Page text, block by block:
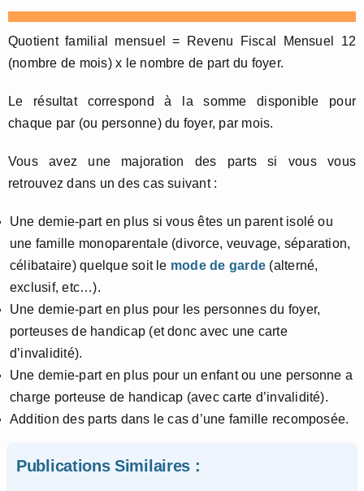
Quotient familial mensuel = Revenu Fiscal Mensuel 12
(nombre de mois) x le nombre de part du foyer.
Le résultat correspond à la somme disponible pour
chaque par (ou personne) du foyer, par mois.
Vous avez une majoration des parts si vous vous
retrouvez dans un des cas suivant :
Une demie-part en plus si vous êtes un parent isolé ou
une famille monoparentale (divorce, veuvage, séparation,
célibataire) quelque soit le mode de garde (alterné,
exclusif, etc…).
Une demie-part en plus pour les personnes du foyer,
porteuses de handicap (et donc avec une carte
d’invalidité).
Une demie-part en plus pour un enfant ou une personne a
charge porteuse de handicap (avec carte d’invalidité).
Addition des parts dans le cas d’une famille recomposée.
Publications Similaires :